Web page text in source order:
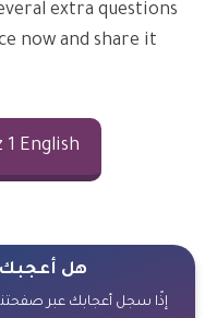
extra questions
now and share it
1 English
هل أعجبك